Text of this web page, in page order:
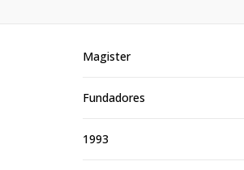
Magister
Fundadores
1993